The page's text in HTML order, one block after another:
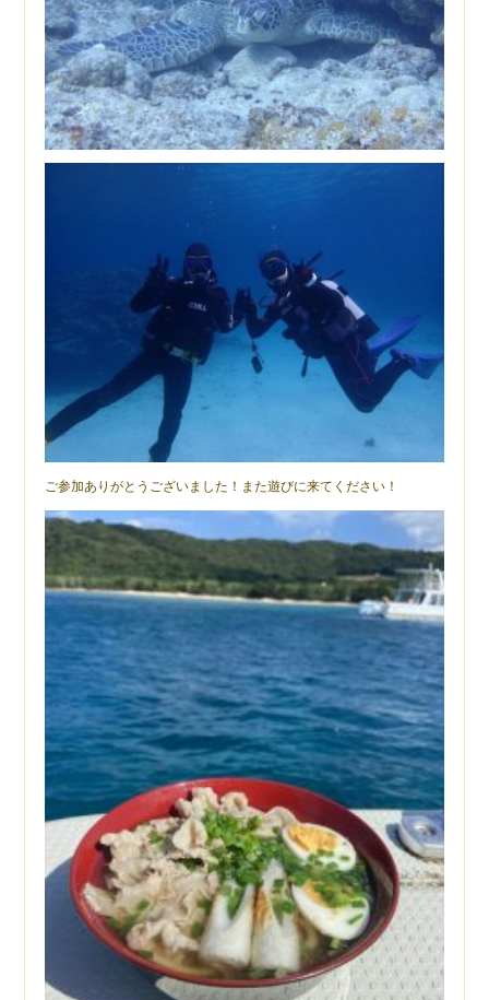
ご参加ありがとうございました！また遊びに来てください！